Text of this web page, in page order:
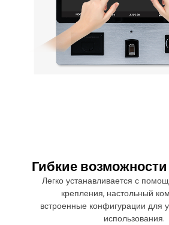
Гибкие возможности
Легко устанавливается с
крепления, настольный
встроенные конфигурации для
использования.